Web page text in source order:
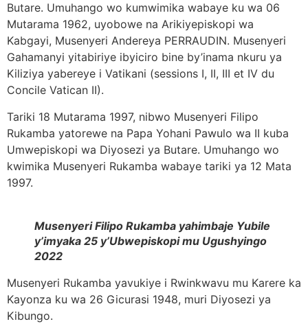
Butare. Umuhango wo kumwimika wabaye ku wa 06
Mutarama 1962, uyobowe na Arikiyepiskopi wa
Kabgayi, Musenyeri Andereya PERRAUDIN. Musenyeri
Gahamanyi yitabiriye ibyiciro bine by’inama nkuru ya
Kiliziya yabereye i Vatikani (sessions I, II, III et IV du
Concile Vatican II).
Tariki 18 Mutarama 1997, nibwo Musenyeri Filipo
Rukamba yatorewe na Papa Yohani Pawulo wa II kuba
Umwepiskopi wa Diyosezi ya Butare. Umuhango wo
kwimika Musenyeri Rukamba wabaye tariki ya 12 Mata
1997.
Musenyeri Filipo Rukamba yahimbaje Yubile
y’imyaka 25 y’Ubwepiskopi mu Ugushyingo
2022
Musenyeri Rukamba yavukiye i Rwinkwavu mu Karere ka
Kayonza ku wa 26 Gicurasi 1948, muri Diyosezi ya
Kibungo.